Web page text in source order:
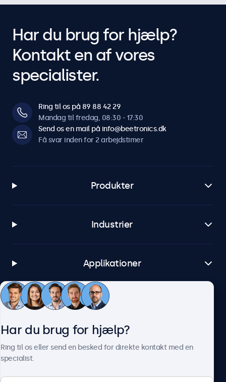
Har du brug for hjælp?
Kontakt en af vores
specialister.
Ring til os på 89 88 42 29
Mandag til fredag, 08:30 - 17:30
Send os en mail på info@beetronics.dk
Få svar inden for 2 arbejdstimer
Produkter
Industrier
Applikationer
Kundeservice
Har du brug for hjælp?
Ring til os eller send en besked for direkte kontakt med en
specialist.